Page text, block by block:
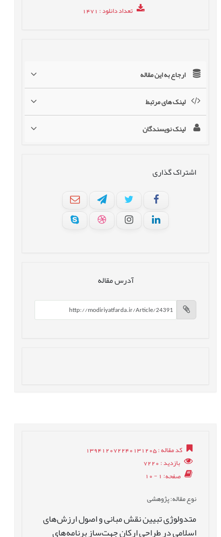
تعداد دانلود: 1471
ارجاع به این مقاله
لینک های مرتبط
لینک نویسندگان
اشتراک گذاری
آدرس مقاله
کد مقاله: 139412072240131205
بازدید: 7220
صفحه: 1 - 10
نوع مقاله: پژوهشی
متدولوژی تبیین نقش مبانی و اصول ارزش‌های
اسلامی در طراحی ارکان جهت‌ساز برنامه‌های